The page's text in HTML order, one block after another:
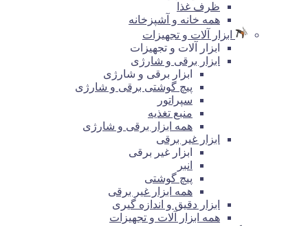
ظرف غذا
همه خانه و آشپزخانه
ابزار آلات و تجهیزات
ابزار آلات و تجهیزات
ابزار برقی و شارژی
ابزار برقی و شارژی
پیچ گوشتی برقی و شارژی
سپراتور
منبع تغذیه
همه ابزار برقی و شارژی
ابزار غیر برقی
ابزار غیر برقی
انبر
پیچ گوشتی
همه ابزار غیر برقی
ابزار دقیق و اندازه گیری
همه ابزار آلات و تجهیزات